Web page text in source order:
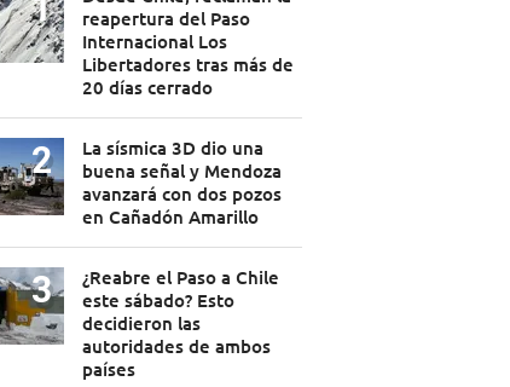
reapertura del Paso
Internacional Los
Libertadores tras más de
20 días cerrado
La sísmica 3D dio una
buena señal y Mendoza
avanzará con dos pozos
en Cañadón Amarillo
¿Reabre el Paso a Chile
este sábado? Esto
decidieron las
autoridades de ambos
países